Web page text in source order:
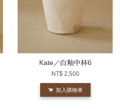
Kate／白釉中杯6
NT$ 2,500
加入購物車